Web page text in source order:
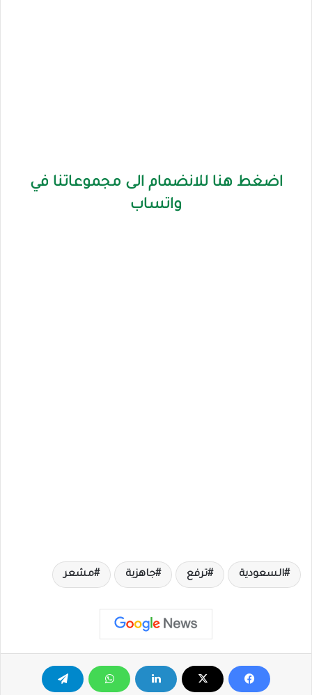
اضغط هنا للانضمام الى مجموعاتنا في
واتساب
السعودية ترفع جاهزية مشعر